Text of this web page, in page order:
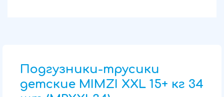
Подгузники-трусики
детские MIMZI XXL 15+ кг 34